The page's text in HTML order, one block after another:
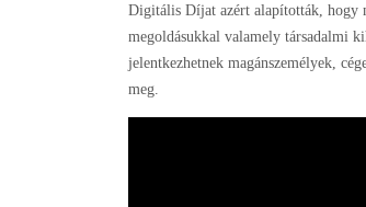
Digitális Díjat azért alapították, hogy
megoldásukkal valamely társadalmi
jelentkezhetnek magánszemélyek,
meg.